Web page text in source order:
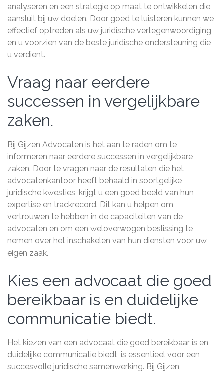
analyseren en een strategie op maat te ontwikkelen die
aansluit bij uw doelen. Door goed te luisteren kunnen we
effectief optreden als uw juridische vertegenwoordiging
en u voorzien van de beste juridische ondersteuning die
u verdient.
Vraag naar eerdere
successen in vergelijkbare
zaken.
Bij Gijzen Advocaten is het aan te raden om te
informeren naar eerdere successen in vergelijkbare
zaken. Door te vragen naar de resultaten die het
advocatenkantoor heeft behaald in soortgelijke
juridische kwesties, krijgt u een goed beeld van hun
expertise en trackrecord. Dit kan u helpen om
vertrouwen te hebben in de capaciteiten van de
advocaten en om een weloverwogen beslissing te
nemen over het inschakelen van hun diensten voor uw
eigen zaak.
Kies een advocaat die goed
bereikbaar is en duidelijke
communicatie biedt.
Het kiezen van een advocaat die goed bereikbaar is en
duidelijke communicatie biedt, is essentieel voor een
succesvolle juridische samenwerking. Bij Gijzen